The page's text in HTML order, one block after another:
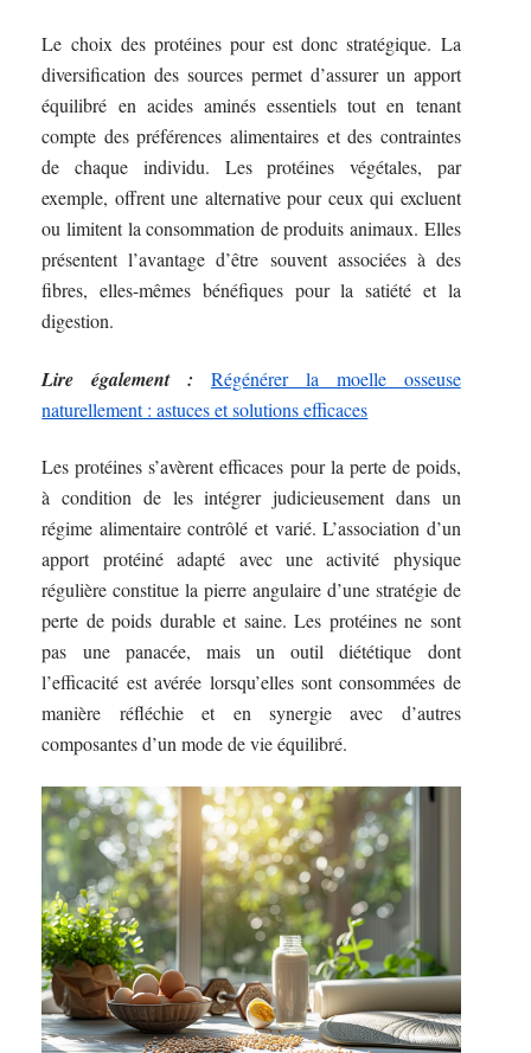
Le choix des protéines pour est donc stratégique. La
diversification des sources permet d’assurer un apport
équilibré en acides aminés essentiels tout en tenant
compte des préférences alimentaires et des contraintes
de chaque individu. Les protéines végétales, par
exemple, offrent une alternative pour ceux qui excluent
ou limitent la consommation de produits animaux. Elles
présentent l’avantage d’être souvent associées à des
fibres, elles-mêmes bénéfiques pour la satiété et la
digestion.
Lire également :
Régénérer la moelle osseuse
naturellement : astuces et solutions efficaces
Les protéines s’avèrent efficaces pour la perte de poids,
à condition de les intégrer judicieusement dans un
régime alimentaire contrôlé et varié. L’association d’un
apport protéiné adapté avec une activité physique
régulière constitue la pierre angulaire d’une stratégie de
perte de poids durable et saine. Les protéines ne sont
pas une panacée, mais un outil diététique dont
l’efficacité est avérée lorsqu’elles sont consommées de
manière réfléchie et en synergie avec d’autres
composantes d’un mode de vie équilibré.